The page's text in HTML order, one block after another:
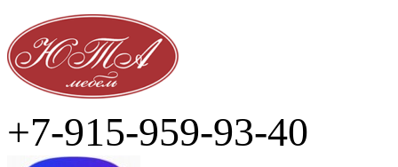
+7-915-959-93-40